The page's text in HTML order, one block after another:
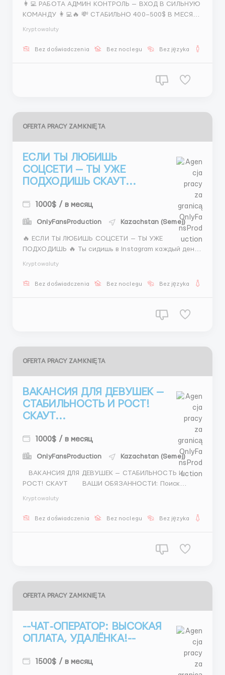
👩‍💻 РАБОТА АДМИН КОНТРОЛЬ — ВХОД В СИЛЬНУЮ
КОМАНДУ 👩‍💻🔥 💸 СТАБИЛЬНО 400–500$ В МЕСЯЦ
УСЛОВИЯ И ТРЕБОВАНИЯ: — Интернет без перебоев
Kryptowaluty
Bez doświadczenia Bez noclegu Bez języka
OFERTA PRACY ZAMKNIĘTA
ЕСЛИ ТЫ ЛЮБИШЬ
СОЦСЕТИ — ТЫ УЖЕ
ПОДХОДИШЬ СКАУТ...
1000$ / в месяц
OnlyFansProduction Kazachstan (Semej)
🔥 ЕСЛИ ТЫ ЛЮБИШЬ СОЦСЕТИ — ТЫ УЖЕ
ПОДХОДИШЬ 🔥 Ты сидишь в Instagram каждый день?
СКАУТ / КАСТИНГ-МЕНЕДЖЕР 📌 ЧТО НУЖНО ДЕЛАТЬ:
Kryptowaluty
Bez doświadczenia Bez noclegu Bez języka
OFERTA PRACY ZAMKNIĘTA
ВАКАНСИЯ ДЛЯ ДЕВУШЕК —
СТАБИЛЬНОСТЬ И РОСТ!
СКАУТ...
1000$ / в месяц
OnlyFansProduction Kazachstan (Semej)
РОСТ! СКАУТ ВАШИ ОБЯЗАННОСТИ: Поиск
Предложение сотрудничества ДОХОД: Фикс 400–
Kryptowaluty
Bez doświadczenia Bez noclegu Bez języka
OFERTA PRACY ZAMKNIĘTA
--ЧАТ‑ОПЕРАТОР: ВЫСОКАЯ
ОПЛАТА, УДАЛЁНКА!--
1500$ / в месяц